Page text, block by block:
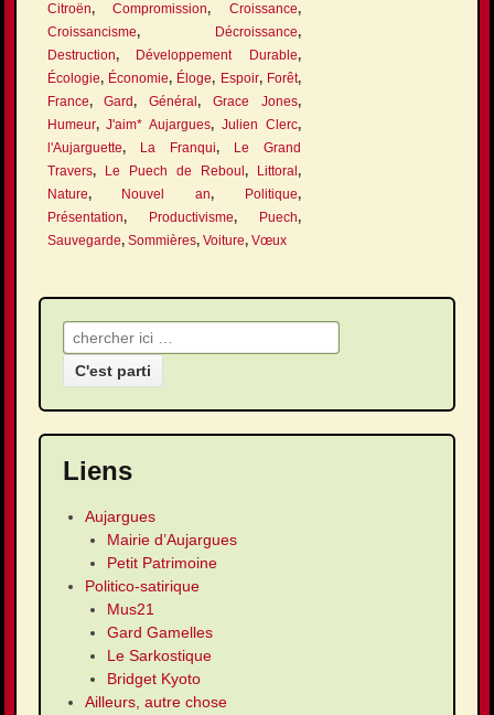
Citroën,Compromission,Croissance,
Croissancisme, Décroissance,
Destruction, Développement Durable,
Écologie, Économie, Éloge, Espoir, Forêt,
France,Gard,Général,Grace Jones,
Humeur,J'aim* Aujargues,Julien Clerc,
l'Aujarguette, La Franqui,
Le Grand
Travers, Le Puech de Reboul, Littoral,
Nature, Nouvel an, Politique,
Présentation, Productivisme, Puech,
Sauvegarde, Sommières, Voiture, Vœux
Recherche pour:
Liens
Aujargues
Mairie d’Aujargues
Petit Patrimoine
Politico-satirique
Mus21
Gard Gamelles
Le Sarkostique
Bridget Kyoto
Ailleurs, autre chose